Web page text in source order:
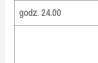
godz. 24.00